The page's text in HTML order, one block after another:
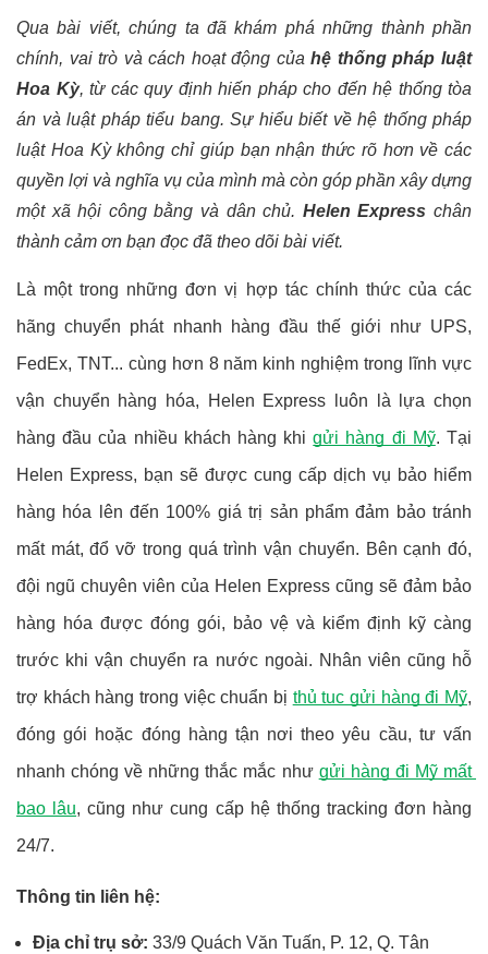
Qua bài viết, chúng ta đã khám phá những thành phần
chính, vai trò và cách hoạt động của hệ thống pháp luật
Hoa Kỳ, từ các quy định hiến pháp cho đến hệ thống tòa
án và luật pháp tiểu bang. Sự hiểu biết về hệ thống pháp
luật Hoa Kỳ không chỉ giúp bạn nhận thức rõ hơn về các
quyền lợi và nghĩa vụ của mình mà còn góp phần xây dựng
một xã hội công bằng và dân chủ. Helen Express chân
thành cảm ơn bạn đọc đã theo dõi bài viết.
Là một trong những đơn vị hợp tác chính thức của các
hãng chuyển phát nhanh hàng đầu thế giới như UPS,
FedEx, TNT... cùng hơn 8 năm kinh nghiệm trong lĩnh vực
vận chuyển hàng hóa, Helen Express luôn là lựa chọn
hàng đầu của nhiều khách hàng khi gửi hàng đi Mỹ. Tại
Helen Express, bạn sẽ được cung cấp dịch vụ bảo hiểm
hàng hóa lên đến 100% giá trị sản phẩm đảm bảo tránh
mất mát, đổ vỡ trong quá trình vận chuyển. Bên cạnh đó,
đội ngũ chuyên viên của Helen Express cũng sẽ đảm bảo
hàng hóa được đóng gói, bảo vệ và kiểm định kỹ càng
trước khi vận chuyển ra nước ngoài. Nhân viên cũng hỗ
trợ khách hàng trong việc chuẩn bị thủ tục gửi hàng đi Mỹ,
đóng gói hoặc đóng hàng tận nơi theo yêu cầu, tư vấn
nhanh chóng về những thắc mắc như gửi hàng đi Mỹ mất
bao lâu, cũng như cung cấp hệ thống tracking đơn hàng
24/7.
Thông tin liên hệ:
Địa chỉ trụ sở: 33/9 Quách Văn Tuấn, P. 12, Q. Tân